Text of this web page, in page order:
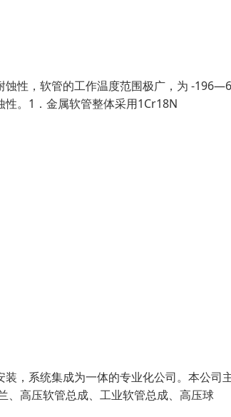
蚀性，软管的工作温度范围极广，为 -
。1．金属软管整体采用1Cr18N
，系统集成为一体的专业化公司。本公司
、高压软管总成、工业软管总成、高压球